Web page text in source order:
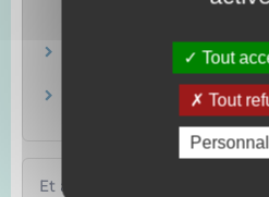
circulation pour étranger
Travail d'un étranger en
Étranger – Europe
Installation en France
Étranger – Europe
Et aussi
Tout
Tout